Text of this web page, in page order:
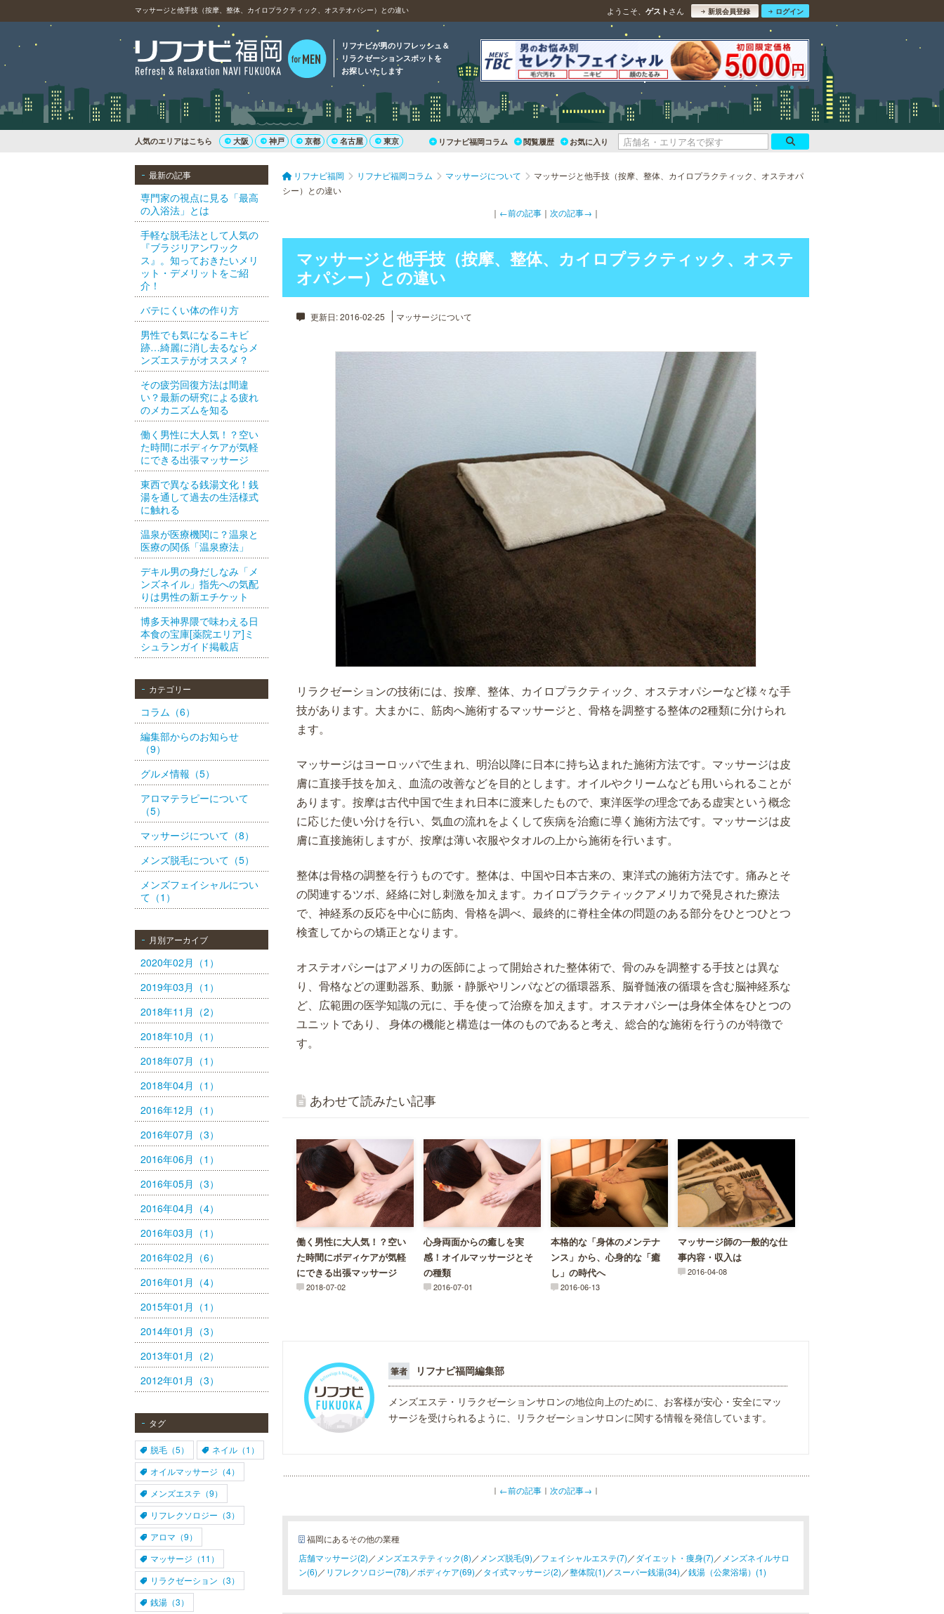
マッサージと他手技（按摩、整体、カイロプラクティック、オステオパシー）との違い ようこそ、 ゲスト さん 新規会員登録 ログイン
リフナビが男のリフレッシュ＆
リラクゼーションスポットを
お探しいたします
人気のエリアはこちら 大阪 神戸 京都 名古屋 東京 リフナビ福岡コラム 閲覧履歴 お気に入り
最新の記事
専門家の視点に見る「最高
の入浴法」とは
手軽な脱毛法として人気の
『ブラジリアンワック
ス』。知っておきたいメリ
ット・デメリットをご紹
介！
バテにくい体の作り方
男性でも気になるニキビ
跡…綺麗に消し去るならメ
ンズエステがオススメ？
その疲労回復方法は間違
い？最新の研究による疲れ
のメカニズムを知る
働く男性に大人気！？空い
た時間にボディケアが気軽
にできる出張マッサージ
東西で異なる銭湯文化！銭
湯を通して過去の生活様式
に触れる
温泉が医療機関に？温泉と
医療の関係「温泉療法」
デキル男の身だしなみ「メ
ンズネイル」指先への気配
りは男性の新エチケット
博多天神界隈で味わえる日
本食の宝庫[薬院エリア]ミ
シュランガイド掲載店
カテゴリー
コラム（6）
編集部からのお知らせ
（9）
グルメ情報（5）
アロマテラピーについて
（5）
マッサージについて（8）
メンズ脱毛について（5）
メンズフェイシャルについ
て（1）
月別アーカイブ
2020年02月（1）
2019年03月（1）
2018年11月（2）
2018年10月（1）
2018年07月（1）
2018年04月（1）
2016年12月（1）
2016年07月（3）
2016年06月（1）
2016年05月（3）
2016年04月（4）
2016年03月（1）
2016年02月（6）
2016年01月（4）
2015年01月（1）
2014年01月（3）
2013年01月（2）
2012年01月（3）
タグ
脱毛（5）
ネイル（1）
オイルマッサージ（4）
メンズエステ（9）
リフレクソロジー（3）
アロマ（9）
マッサージ（11）
リラクゼーション（3）
銭湯（3）
MEN’S TBC 天神店
メンズTBCは脱毛だけではなく、フ
ェイシャルや引き締めコース等、豊
富なメニューを取り揃え、男性の健
康的な美を全力でサポート。初めて
の方にも安心の、お得な体験コース
も多数ご用意しております。
メンズリゼクリニック 福岡天
神院
メンズリゼクリニックの永久脱毛が
全国で受けられます。多くの男性患
者様にご支持頂き、新宿1院から始
まったメンズリゼクリニックが、現
在では提携院含め全国10院を展開す
るクリニックになりました。
リフナビ福岡 リフナビ福岡コラム マッサージについて
マッサージと他手技（按摩、整体、カイロプラクティック、オステオパ
シー）との違い
｜ ←前の記事 ｜ 次の記事→ ｜
マッサージと他手技（按摩、整体、カイロプラクティック、オステ
オパシー）との違い
更新日: 2016-02-25 マッサージについて
リラクゼーションの技術には、按摩、整体、カイロプラクティック、オステオパシーなど様々な手
技があります。大まかに、筋肉へ施術するマッサージと、骨格を調整する整体の2種類に分けられ
ます。
マッサージはヨーロッパで生まれ、明治以降に日本に持ち込まれた施術方法です。マッサージは皮
膚に直接手技を加え、血流の改善などを目的とします。オイルやクリームなども用いられることが
あります。按摩は古代中国で生まれ日本に渡来したもので、東洋医学の理念である虚実という概念
に応じた使い分けを行い、気血の流れをよくして疾病を治癒に導く施術方法です。マッサージは皮
膚に直接施術しますが、按摩は薄い衣服やタオルの上から施術を行います。
整体は骨格の調整を行うものです。整体は、中国や日本古来の、東洋式の施術方法です。痛みとそ
の関連するツボ、経絡に対し刺激を加えます。カイロプラクティックアメリカで発見された療法
で、神経系の反応を中心に筋肉、骨格を調べ、最終的に脊柱全体の問題のある部分をひとつひとつ
検査してからの矯正となります。
オステオパシーはアメリカの医師によって開始された整体術で、骨のみを調整する手技とは異な
り、骨格などの運動器系、動脈・静脈やリンパなどの循環器系、脳脊髄液の循環を含む脳神経系な
ど、広範囲の医学知識の元に、手を使って治療を加えます。オステオパシーは身体全体をひとつの
ユニットであり、 身体の機能と構造は一体のものであると考え、総合的な施術を行うのが特徴で
す。
あわせて読みたい記事
働く男性に大人気！？空い
た時間にボディケアが気軽
にできる出張マッサージ
2018-07-02
心身両面からの癒しを実
感！オイルマッサージとそ
の種類
2016-07-01
本格的な「身体のメンテナ
ンス」から、心身的な「癒
し」の時代へ
2016-06-13
マッサージ師の一般的な仕
事内容・収入は
2016-04-08
筆者 リフナビ福岡編集部
メンズエステ・リラクゼーションサロンの地位向上のために、お客様が安心・安全にマッ
サージを受けられるように、リラクゼーションサロンに関する情報を発信しています。
｜ ←前の記事 ｜ 次の記事→ ｜
福岡にあるその他の業種
店舗マッサージ(2) ／ メンズエステティック(8) ／ メンズ脱毛(9) ／フェイシャルエステ(7) ／ダイエット・痩身(7) ／ メンズネイルサロ
ン(6) ／ リフレクソロジー(78) ／ボディケア(69) ／タイ式マッサージ(2) ／整体院(1) ／ スーパー銭湯(34) ／銭湯（公衆浴場）(1)